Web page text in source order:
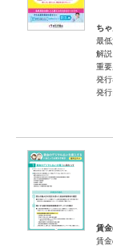
ち
最
解
重
発
発
賃
賃